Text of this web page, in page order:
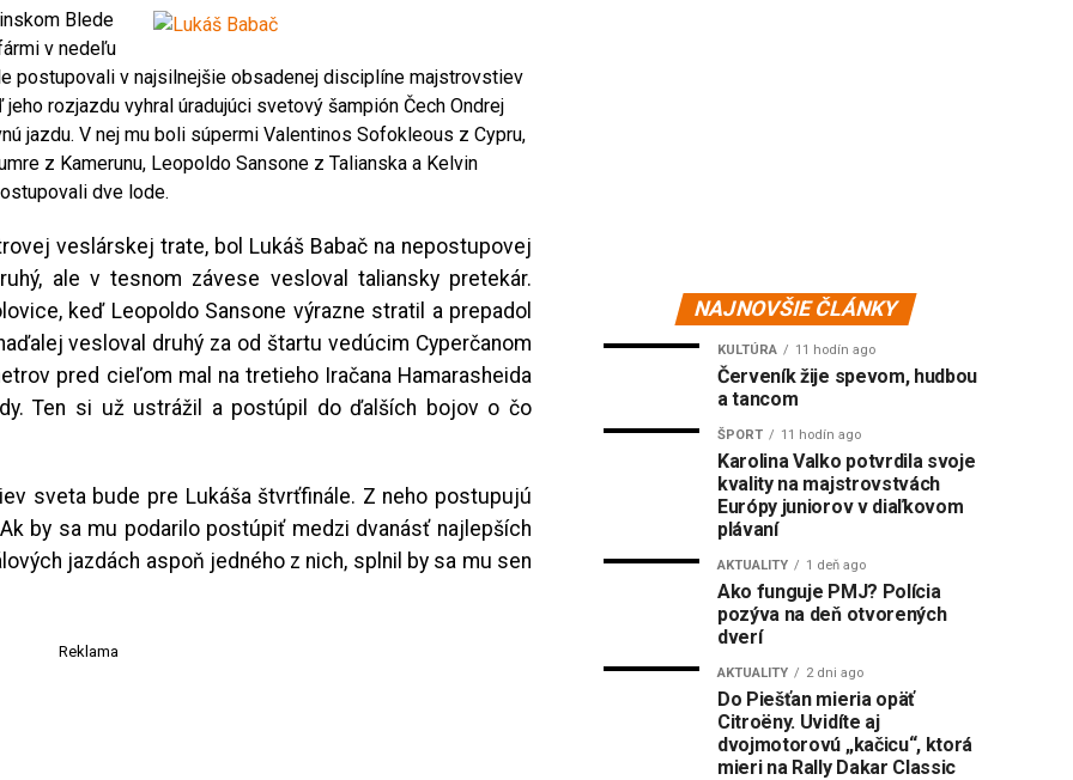
Blede
v nedeľu
postupovali v najsilnejšie obsadenej disciplíne majstrovstiev
rozjazdu vyhral úradujúci svetový šampión Čech Ondrej
jazdu. V nej mu boli súpermi Valentinos Sofokleous z Cypru,
z Kamerunu, Leopoldo Sansone z Talianska a Kelvin
dve lode.
veslárskej trate, bol Lukáš Babač na nepostupovej
ale v tesnom závese vesloval taliansky pretekár.
keď Leopoldo Sansone výrazne stratil a prepadol
vesloval druhý za od štartu vedúcim Cyperčanom
pred cieľom mal na tretieho Iračana Hamarasheida
Ten si už ustrážil a postúpil do ďalších bojov o čo
sveta bude pre Lukáša štvrťfinále. Z neho postupujú
by sa mu podarilo postúpiť medzi dvanásť najlepších
jazdách aspoň jedného z nich, splnil by sa mu sen
Reklama
NAJNOVŠIE ČLÁNKY
KULTÚRA 11 hodín ago
Červeník žije spevom, hudbou
a tancom
ŠPORT 11 hodín ago
Karolina Valko potvrdila svoje
kvality na majstrovstvách
Európy juniorov v diaľkovom
plávaní
AKTUALITY 1 deň ago
Ako funguje PMJ? Polícia
pozýva na deň otvorených
dverí
AKTUALITY 2 dni ago
Do Piešťan mieria opäť
Citroëny. Uvidíte aj
dvojmotorovú „kačicu“, ktorá
mieri na Rally Dakar Classic